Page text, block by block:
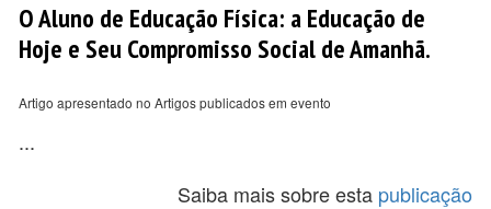
O Aluno de Educação Física: a Educação de
Hoje e Seu Compromisso Social de Amanhã.
Artigo apresentado no Artigos publicados em evento
...
Saiba mais sobre esta publicação